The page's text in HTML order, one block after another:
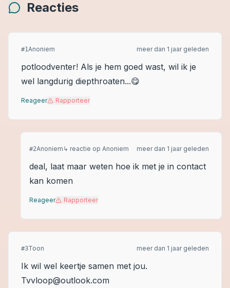
Reacties
#1Anoniem meer dan 1 jaar geleden
potloodventer! Als je hem goed wast, wil ik je
wel langdurig diepthroaten...😋
Reageer Rapporteer
#2Anoniem ↳ reactie op Anoniem meer dan 1 jaar geleden
deal, laat maar weten hoe ik met je in contact
kan komen
Reageer Rapporteer
#3Toon meer dan 1 jaar geleden
Ik wil wel keertje samen met jou.
Tvvloop@outlook.com